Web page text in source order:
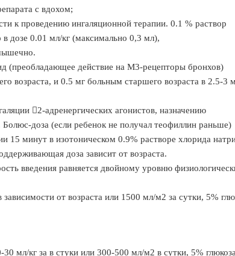
с вдохом;
к проведению ингаляционной терапии. 0.1 % раствор
в дозе 0.01 мл/кг (максимально 0,3 мл),
(преобладающее действие на М3-рецепторы бронхов)
возраста, и 0.5 мг больным старшего возраста в 2.5-3
2-адренергических агонистов, назначению
доза (если ребенок не получал теофиллин раньше)
15 минут в изотоническом 0.9% растворе хлорида
доза зависит от возраста.
введения равняется двойному уровню
от возраста или 1500 мл/м2 за сутки, 5%
мл/кг за в стуки или 300-500 мл/м2 в сутки, 5%